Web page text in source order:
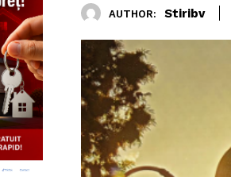
AUTHOR: Stiribv